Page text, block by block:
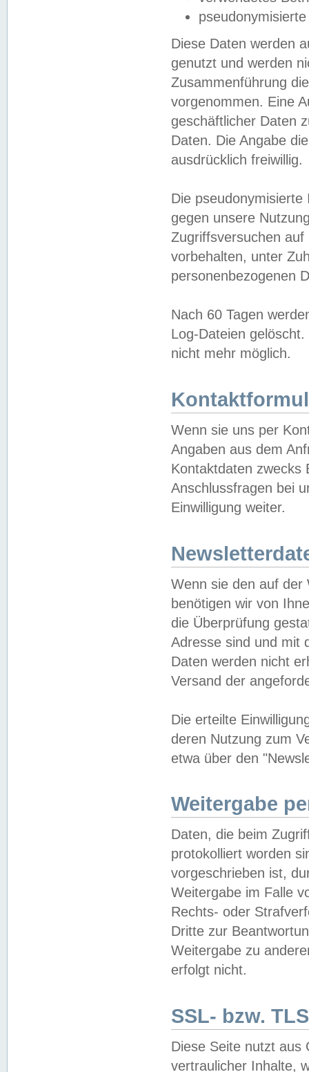
Diese Daten werden
genutzt und werden
Zusammenführung
vorgenommen. Eine
geschäftlicher Daten
Daten. Die Angabe
ausdrücklich freiwillig.
Die
gegen unsere
Zugriffsversuchen
vorbehalten, unter
personenbezogenen
Nach 60 Tagen
Log-Dateien
nicht mehr möglich.
Wenn sie uns per
Angaben aus dem
Kontaktdaten zwecks
Anschlussfragen bei
Einwilligung weiter.
Wenn sie den auf der
benötigen wir von
die Überprüfung
Adresse sind und mit
Daten werden nicht
Versand der
Die erteilte
deren Nutzung zum
etwa über den
Weitergabe
Daten, die beim
protokolliert worden
vorgeschrieben ist,
Weitergabe im Falle
Rechts- oder
Dritte zur
Weitergabe zu
erfolgt nicht.
SSL- bzw.
Diese Seite nutzt aus
vertraulicher Inhalte,